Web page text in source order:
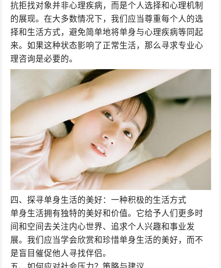
抗拒找对象并非心理疾病，而是个人选择和心理机制
的展现。在大多数情况下，我们应当尊重每个人的选
择和生活方式，避免简单地将单身与心理疾病等同起
来。如果这种状态影响了正常生活，那么寻求专业心
理咨询是必要的。
四、探寻单身生活的美好：一种积极的生活方式
单身生活拥有独特的美好和价值。它给予人们更多时
间和空间去关注内心世界、追求个人兴趣和事业发
展。我们应当学会欣赏和珍惜单身生活的美好，而不
是盲目催促他人寻找伴侣。